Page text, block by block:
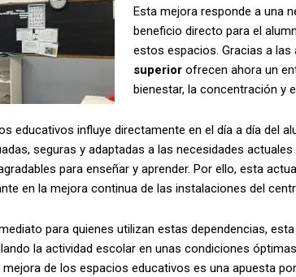
Esta mejora responde a una
beneficio directo para el
estos espacios. Gracias a
superiorofrecen ahora un
bienestar, la concentración y
educativos influye directamente en el día a día del
seguras y adaptadas a las necesidades
para enseñar y aprender. Por ello, esta
en la mejora continua de las instalaciones del
para quienes utilizan estas dependencias,
la actividad escolar en unas condiciones
de los espacios educativos es una apuesta